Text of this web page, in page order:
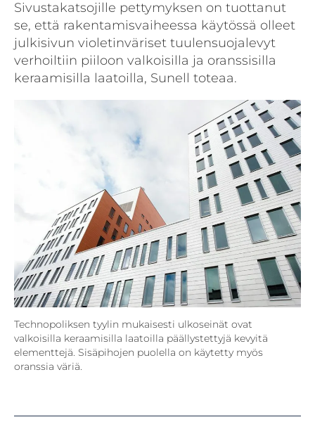
Sivustakatsojille pettymyksen on tuottanut
se, että rakentamisvaiheessa käytössä olleet
julkisivun violetinväriset tuulensuojalevyt
verhoiltiin piiloon valkoisilla ja oranssisilla
keraamisilla laatoilla, Sunell toteaa.
Technopoliksen tyylin mukaisesti ulkoseinät ovat
valkoisilla keraamisilla laatoilla päällystettyjä kevyitä
elementtejä. Sisäpihojen puolella on käytetty myös
oranssia väriä.